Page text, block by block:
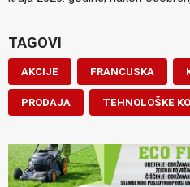
TAGOVI
AKCIJE FRANCUSKA
PRODAJA TEHNOLOŠKE